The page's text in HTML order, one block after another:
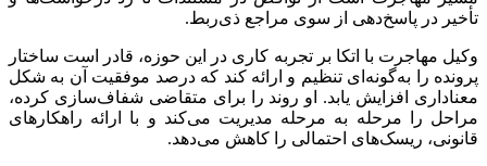
تأخیر در پاسخ‌دهی از سوی مراجع ذی‌ربط.
وکیل مهاجرت با اتکا بر تجربه کاری در این حوزه، قادر است ساختار
پرونده را به‌گونه‌ای تنظیم و ارائه کند که درصد موفقیت آن به شکل
معناداری افزایش یابد.
او روند را برای متقاضی شفاف‌سازی کرده،
مراحل را مرحله ‌به ‌مرحله مدیریت می‌کند و با ارائه راهکارهای
قانونی، ریسک‌های احتمالی را کاهش می‌دهد.